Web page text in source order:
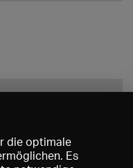
die optimale
Es